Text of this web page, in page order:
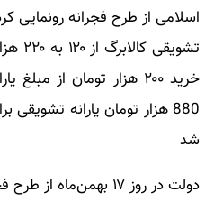
اسلامی از طرح فجرانه رونمایی
خرید ۲۰۰ هزار تومان از
شد
دولت در روز ۱۷